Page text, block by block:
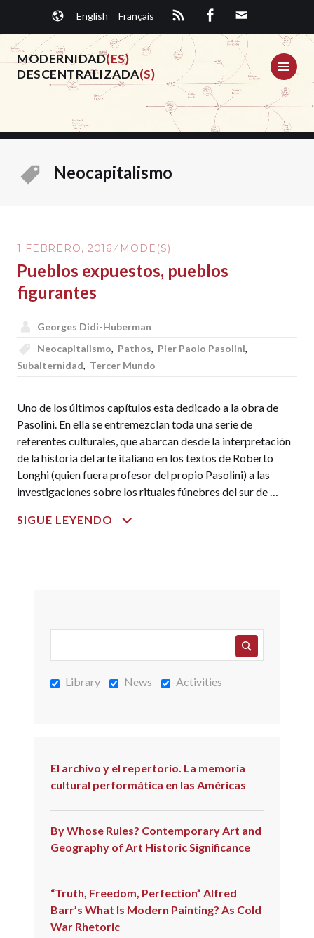
contenido.
English Français
MODERNIDAD(ES)
DESCENTRALIZADA(S)
Neocapitalismo
1 FEBRERO, 2016 MODE(S)
Pueblos expuestos, pueblos
figurantes
Georges Didi-Huberman
Neocapitalismo, Pathos, Pier Paolo Pasolini,
Subalternidad, Tercer Mundo
Uno de los últimos capítulos esta dedicado a la obra de
Pasolini. En ella se entremezclan toda una serie de
referentes culturales, que abarcan desde la interpretación
de la historia del arte italiano en los textos de Roberto
Longhi (quien fuera profesor del propio Pasolini) a las
investigaciones sobre los rituales fúnebres del sur de …
SIGUE LEYENDO
PUEBLOS
Library News Activities
El archivo y el repertorio. La memoria
cultural performática en las Américas
By Whose Rules? Contemporary Art and
Geography of Art Historic Significance
“Truth, Freedom, Perfection” Alfred
Barr’s What Is Modern Painting? As Cold
War Rhetoric